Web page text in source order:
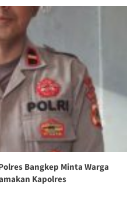
Bangkep Minta Warga
Kapolres